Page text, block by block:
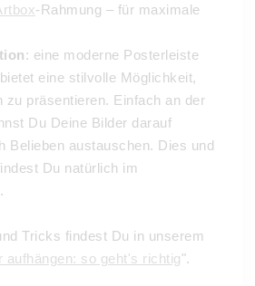
-Rahmung – für maximale
: eine moderne Posterleiste
eine stilvolle Möglichkeit,
zu präsentieren. Einfach an der
Du Deine Bilder darauf
Belieben austauschen. Dies und
Du natürlich im
Tricks findest Du in unserem
aufhängen: so geht's richtig".